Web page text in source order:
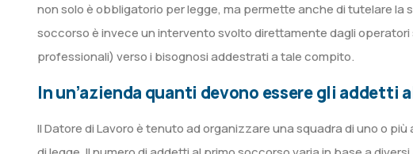
non solo è obbligatorio per legge, ma permette anche di tutelare la
soccorso è invece un intervento svolto direttamente dagli
professionali) verso i bisognosi addestrati a tale compito.
In un’azienda quanti devono essere gli addetti
Il Datore di Lavoro è tenuto ad organizzare una squadra di uno o